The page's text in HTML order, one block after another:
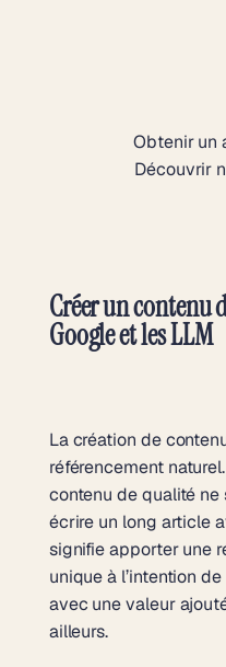
Obtenir un
Découvrir
Créer un contenu
Google et les LLM
La création de
référencement
contenu de qualité
écrire un long article
signifie apporter une
unique à l’intention
avec une valeur
ailleurs.